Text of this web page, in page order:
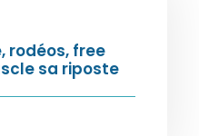
rodéos, free
sa riposte